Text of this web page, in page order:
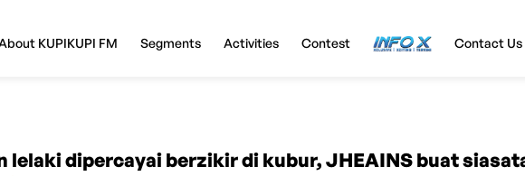
KUPIKUPI FM Segments Activities Contest InfoX Contact Us
lelaki dipercayai berzikir di kubur, JHEAINS buat